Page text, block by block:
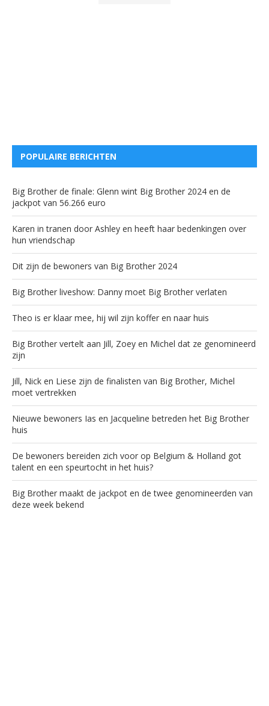
POPULAIRE BERICHTEN
Big Brother de finale: Glenn wint Big Brother 2024 en de
jackpot van 56.266 euro
Karen in tranen door Ashley en heeft haar bedenkingen over
hun vriendschap
Dit zijn de bewoners van Big Brother 2024
Big Brother liveshow: Danny moet Big Brother verlaten
Theo is er klaar mee, hij wil zijn koffer en naar huis
Big Brother vertelt aan Jill, Zoey en Michel dat ze genomineerd
zijn
Jill, Nick en Liese zijn de finalisten van Big Brother, Michel
moet vertrekken
Nieuwe bewoners Ias en Jacqueline betreden het Big Brother
huis
De bewoners bereiden zich voor op Belgium & Holland got
talent en een speurtocht in het huis?
Big Brother maakt de jackpot en de twee genomineerden van
deze week bekend